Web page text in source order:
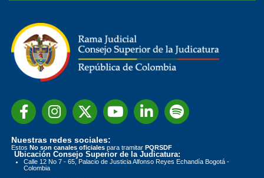
Nuestras redes sociales:
Estos No son canales oficiales para tramitar PQRSDF
Ubicación Consejo Superior de la Judicatura:
Calle 12 No 7 - 65, Palacio de Justicia Alfonso Reyes Echandía Bogotá -
Colombia